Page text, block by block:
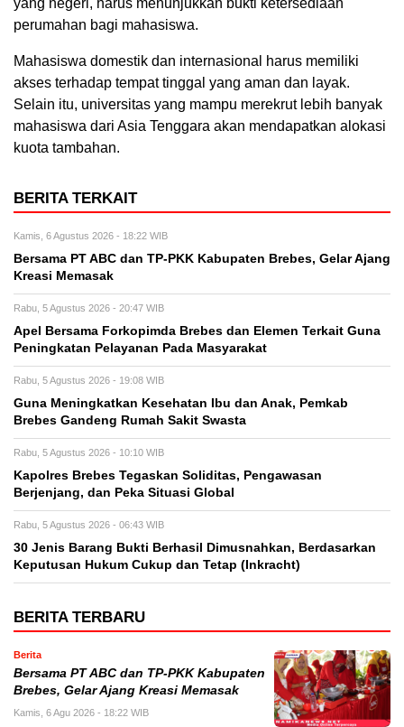
perumahan bagi mahasiswa.
Mahasiswa domestik dan internasional harus memiliki
akses terhadap tempat tinggal yang aman dan layak.
Selain itu, universitas yang mampu merekrut lebih banyak
mahasiswa dari Asia Tenggara akan mendapatkan alokasi
kuota tambahan.
BERITA TERKAIT
Kamis, 6 Agustus 2026 - 18:22 WIB
Bersama PT ABC dan TP-PKK Kabupaten Brebes, Gelar Ajang
Kreasi Memasak
Rabu, 5 Agustus 2026 - 20:47 WIB
Apel Bersama Forkopimda Brebes dan Elemen Terkait Guna
Peningkatan Pelayanan Pada Masyarakat
Rabu, 5 Agustus 2026 - 19:08 WIB
Guna Meningkatkan Kesehatan Ibu dan Anak, Pemkab
Brebes Gandeng Rumah Sakit Swasta
Rabu, 5 Agustus 2026 - 10:10 WIB
Kapolres Brebes Tegaskan Soliditas, Pengawasan
Berjenjang, dan Peka Situasi Global
Rabu, 5 Agustus 2026 - 06:43 WIB
30 Jenis Barang Bukti Berhasil Dimusnahkan, Berdasarkan
Keputusan Hukum Cukup dan Tetap (Inkracht)
BERITA TERBARU
Berita
Bersama PT ABC dan TP-PKK Kabupaten
Brebes, Gelar Ajang Kreasi Memasak
Kamis, 6 Agu 2026 - 18:22 WIB